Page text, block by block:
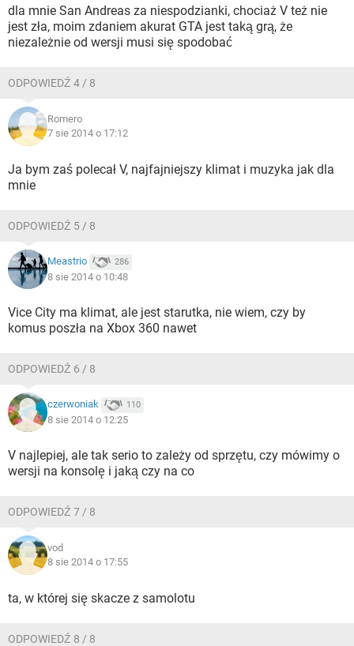
dla mnie San Andreas za niespodzianki, chociaż V też nie
jest zła, moim zdaniem akurat GTA jest taką grą, że
niezależnie od wersji musi się spodobać
ODPOWIEDŹ 4 / 8
Romero
7 sie 2014 o 17:12
Ja bym zaś polecał V, najfajniejszy klimat i muzyka jak dla
mnie
ODPOWIEDŹ 5 / 8
Meastrio 286
8 sie 2014 o 10:48
Vice City ma klimat, ale jest starutka, nie wiem, czy by
komus poszła na Xbox 360 nawet
ODPOWIEDŹ 6 / 8
czerwoniak 110
8 sie 2014 o 12:25
V najlepiej, ale tak serio to zależy od sprzętu, czy mówimy o
wersji na konsolę i jaką czy na co
ODPOWIEDŹ 7 / 8
vod
8 sie 2014 o 17:55
ta, w której się skacze z samolotu
ODPOWIEDŹ 8 / 8